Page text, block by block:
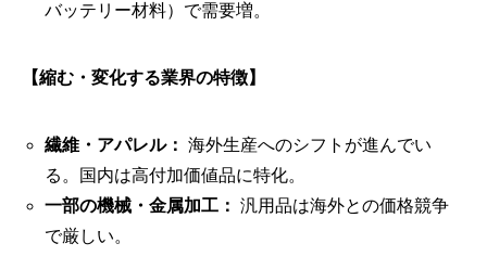
バッテリー材料）で需要増。
【縮む・変化する業界の特徴】
繊維・アパレル： 海外生産へのシフトが進んでい
る。国内は高付加価値品に特化。
一部の機械・金属加工： 汎用品は海外との価格競争
で厳しい。